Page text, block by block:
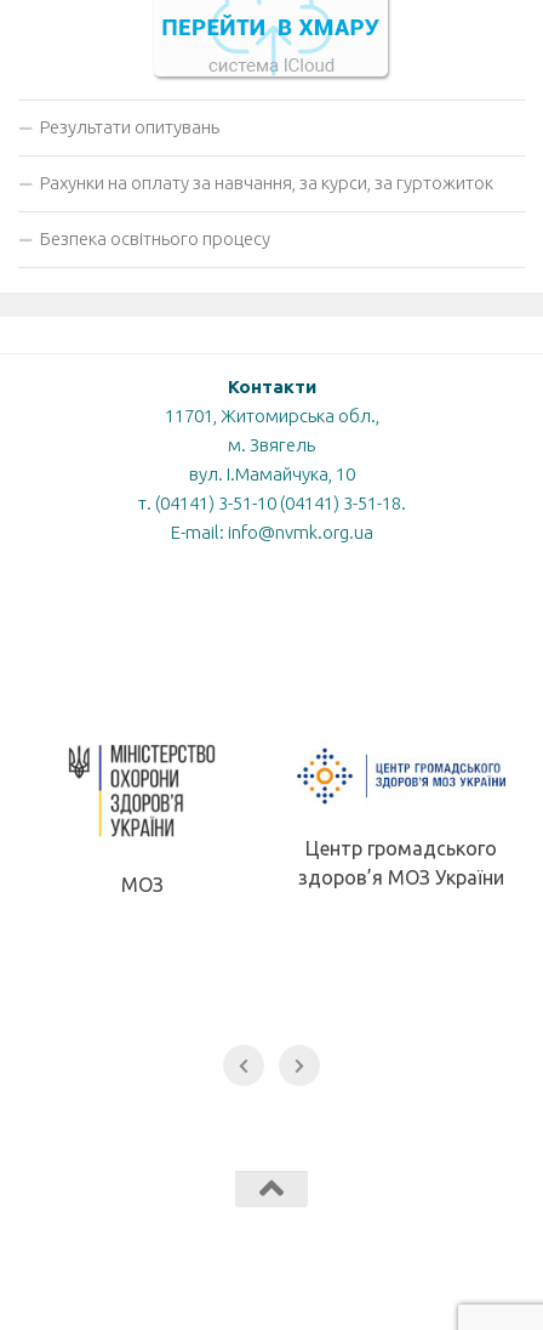
Результати опитувань
Рахунки на оплату за навчання, за курси, за гуртожиток
Безпека освітнього процесу
Контакти
11701, Житомирська обл.,
м. Звягель
вул. І.Мамайчука, 10
т. (04141) 3-51-10 (04141) 3-51-18.
E-mail: info@nvmk.org.ua
МОЗ
Центр громадського
здоров’я МОЗ України